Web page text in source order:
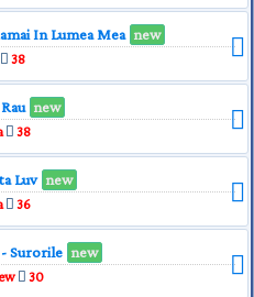
In Lumea Mea new
38
new
38
Luv new
36
- Surorile new
30